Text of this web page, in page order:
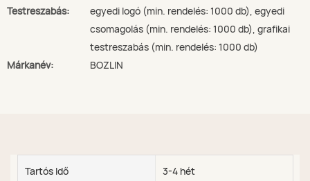
Testreszabás:
egyedi logó (min. rendelés: 1000 db), egyedi
csomagolás (min. rendelés: 1000 db), grafikai
testreszabás (min. rendelés: 1000 db)
Márkanév:
BOZLIN
Tartós Idő 3-4 hét